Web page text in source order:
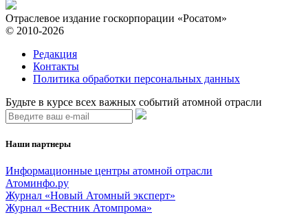
Отраслевое издание госкорпорации «Росатом»
© 2010-2026
Редакция
Контакты
Политика обработки персональных данных
Будьте в курсе всех важных событий атомной отрасли
Наши партнеры
Информационные центры атомной отрасли
Атоминфо.ру
Журнал «Новый Атомный эксперт»
Журнал «Вестник Атомпрома»